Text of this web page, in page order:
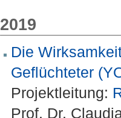
2019
Die
Geflüchteter
Projektleitung:
Prof. Dr.